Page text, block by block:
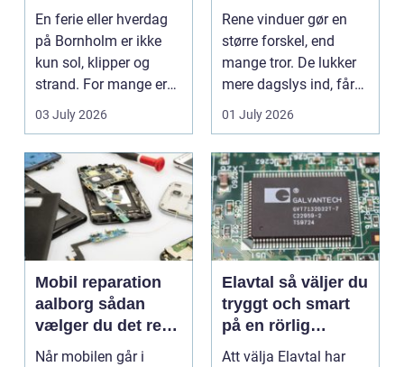
på klippeøen
En ferie eller hverdag
på Bornholm er ikke
kun sol, klipper og
strand. For mange er
en stabil intern...
03 July 2026
ruder året rundt
Rene vinduer gør en
større forskel, end
mange tror. De lukker
mere dagslys ind, får
hjem og erhvervs...
01 July 2026
Mobil reparation
aalborg sådan
vælger du det rette
værksted
Når mobilen går i
Elavtal så väljer du
tryggt och smart
på en rörlig
elmarknad
Att välja Elavtal har